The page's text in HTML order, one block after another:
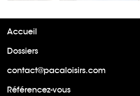
Accueil
Dossiers
contact@pacaloisirs.com
Référencez-vous